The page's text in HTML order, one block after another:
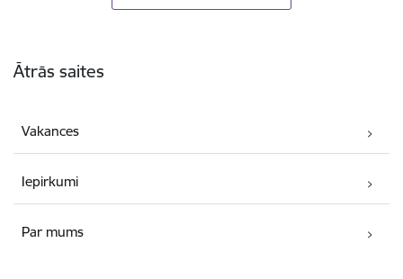
Ātrās saites
Vakances
Iepirkumi
Par mums